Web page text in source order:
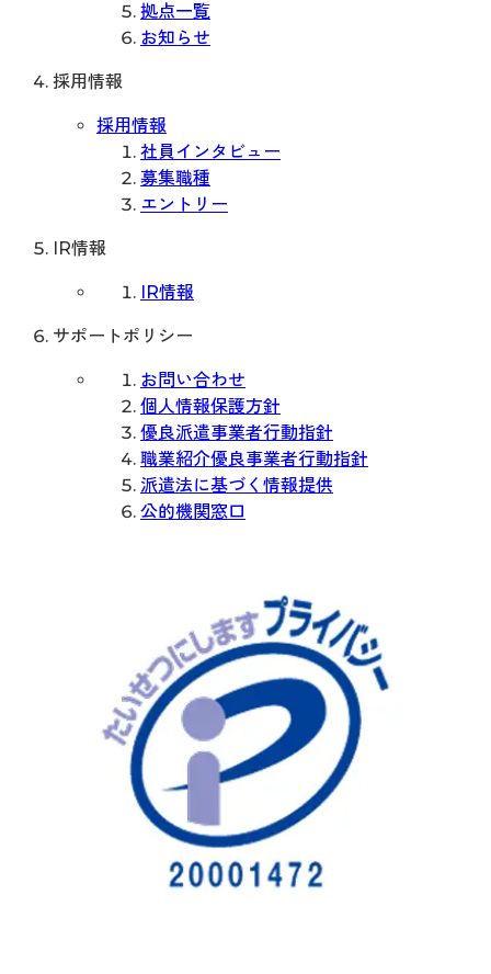
拠点一覧
お知らせ
採用情報
採用情報
社員インタビュー
募集職種
エントリー
IR情報
IR情報
サポートポリシー
お問い合わせ
個人情報保護方針
優良派遣事業者行動指針
職業紹介優良事業者行動指針
派遣法に基づく情報提供
公的機関窓口